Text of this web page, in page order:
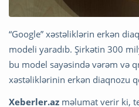
“Google” xəstəliklərin erkən
modeli yaradıb. Şirkətin 300
bu model sayəsində vərəm və
xəstəliklərinin erkən diaqnozu
Xeberler.az məlumat verir ki,